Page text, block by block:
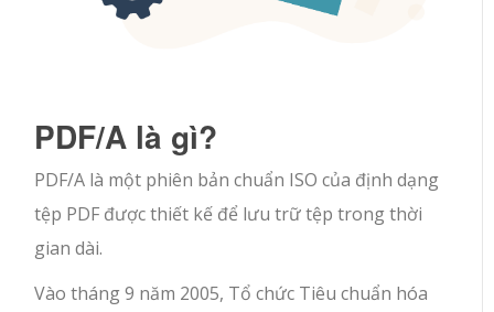
PDF/A là gì?
PDF/A là một phiên bản chuẩn ISO của định dạng
tệp PDF được thiết kế để lưu trữ tệp trong thời
gian dài.
Vào tháng 9 năm 2005, Tổ chức Tiêu chuẩn hóa